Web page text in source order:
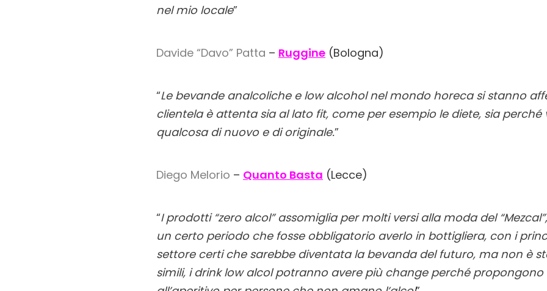
nel mio locale”
Davide “Davo” Patta – Ruggine (Bologna)
“Le bevande analcoliche e low alcohol nel mondo horeca si stanno
clientela è attenta sia al lato fit, come per esempio le diete, sia perché
qualcosa di nuovo e di originale.”
Diego Melorio – Quanto Basta (Lecce)
“I prodotti “zero alcol” assomiglia per molti versi alla moda del
un certo periodo che fosse obbligatorio averlo in bottigliera, con i
settore certi che sarebbe diventata la bevanda del futuro, ma non è
simili, i drink low alcol potranno avere più change perché propongono